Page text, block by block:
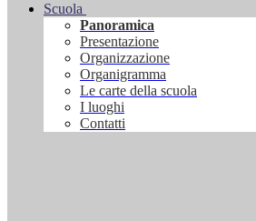
Scuola
Panoramica
Presentazione
Organizzazione
Organigramma
Le carte della scuola
I luoghi
Contatti